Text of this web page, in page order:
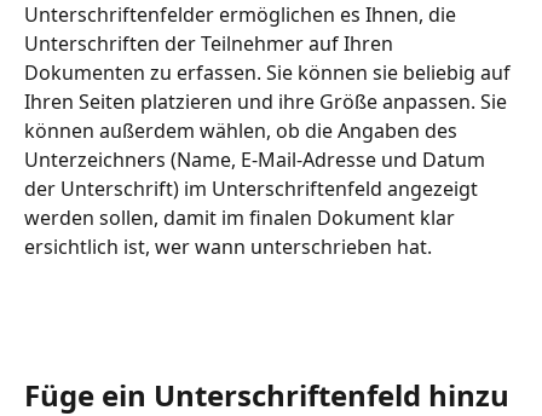
Unterschriftenfelder ermöglichen es Ihnen, die
Unterschriften der Teilnehmer auf Ihren
Dokumenten zu erfassen. Sie können sie beliebig auf
Ihren Seiten platzieren und ihre Größe anpassen. Sie
können außerdem wählen, ob die Angaben des
Unterzeichners (Name, E-Mail-Adresse und Datum
der Unterschrift) im Unterschriftenfeld angezeigt
werden sollen, damit im finalen Dokument klar
ersichtlich ist, wer wann unterschrieben hat.
Füge ein Unterschriftenfeld hinzu